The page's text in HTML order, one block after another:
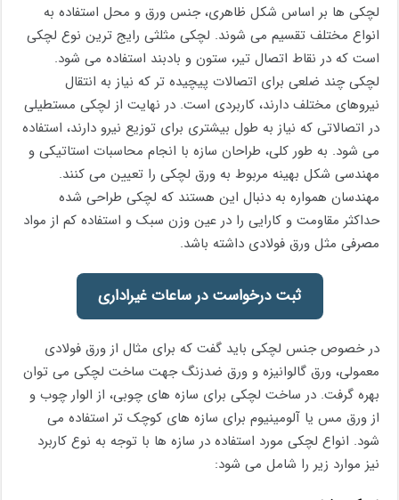
لچکی‌ ها بر اساس شکل ظاهری، جنس ورق و محل استفاده به
انواع مختلف تقسیم می‌ شوند. لچکی مثلثی رایج ‌ترین نوع لچکی
است که در نقاط اتصال تیر، ستون و بادبند استفاده می ‌شود.
لچکی چند ضلعی برای اتصالات پیچیده ‌تر که نیاز به انتقال
نیروهای مختلف دارند، کاربردی است. در نهایت از لچکی مستطیلی
در اتصالاتی که نیاز به طول بیشتری برای توزیع نیرو دارند، استفاده
می شود. به طور کلی، طراحان سازه با انجام محاسبات استاتیکی و
مهندسی شکل بهینه مربوط به ورق لچکی را تعیین می ‌کنند.
مهندسان همواره به دنبال این هستند که لچکی طراحی شده
حداکثر مقاومت و کارایی را در عین وزن سبک و استفاده کم از مواد
مصرفی مثل ورق فولادی داشته باشد.
ثبت درخواست در ساعات غیراداری
در خصوص جنس لچکی باید گفت که برای مثال از ورق فولادی
معمولی، ورق گالوانیزه و ورق ضدزنگ جهت ساخت لچکی می توان
بهره گرفت. در ساخت لچکی برای سازه‌ های چوبی، از الوار چوب و
از ورق مس یا آلومینیوم برای سازه ‌های کوچک ‌تر استفاده می
شود. انواع لچکی مورد استفاده در سازه‌ ها با توجه به نوع کاربرد
نیز موارد زیر را شامل می شود: